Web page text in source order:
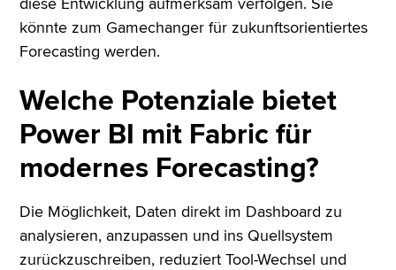
könnte zum Gamechanger für zukunftsorientiertes
Forecasting werden.
Welche Potenziale bietet
Power BI mit Fabric für
modernes Forecasting?
Die Möglichkeit, Daten direkt im Dashboard zu
analysieren, anzupassen und ins Quellsystem
zurückzuschreiben, reduziert Tool-Wechsel und